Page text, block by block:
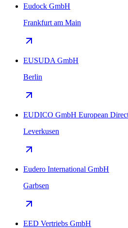
Eudock GmbH
Frankfurt am Main
EUSUDA GmbH
Berlin
EUDICO GmbH European
Leverkusen
Eudero International GmbH
Garbsen
EED Vertriebs GmbH